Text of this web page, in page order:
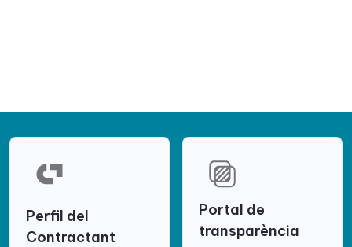
Perfil del
Contractant
Portal de
transparència